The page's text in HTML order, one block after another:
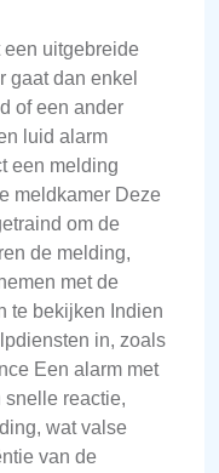
een uitgebreide
gaat dan enkel
of een ander
luid alarm
een melding
meldkamer Deze
om de
de melding,
met de
te bekijken Indien
in, zoals
Een alarm met
snelle reactie,
wat valse
van de